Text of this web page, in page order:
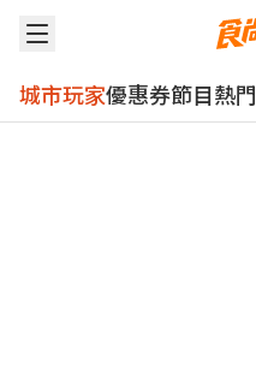
城市玩家優惠券節目熱門